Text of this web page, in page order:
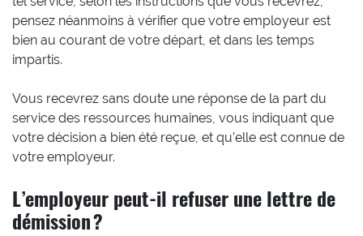
pensez néanmoins à vérifier que votre employeur est
bien au courant de votre départ, et dans les temps
impartis.
Vous recevrez sans doute une réponse de la part du
service des ressources humaines, vous indiquant que
votre décision a bien été reçue, et qu’elle est connue de
votre employeur.
L’employeur peut-il refuser une lettre de
démission ?